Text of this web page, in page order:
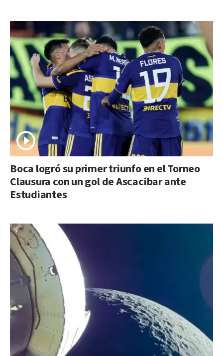
Boca logró su primer triunfo en el Torneo
Clausura con un gol de Ascacibar ante
Estudiantes